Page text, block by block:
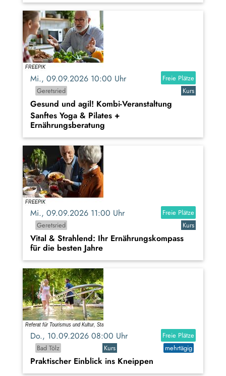
Mi., 09.09.2026 10:00 Uhr
Freie Plätze
Geretsried
Kurs
Gesund und agil! Kombi-Veranstaltung
Sanftes Yoga & Pilates +
Ernährungsberatung
Mi., 09.09.2026 11:00 Uhr
Freie Plätze
Geretsried
Kurs
Vital & Strahlend: Ihr Ernährungskompass
für die besten Jahre
Do., 10.09.2026 08:00 Uhr
Freie Plätze
Bad Tölz
Kurs mehrtägig
Praktischer Einblick ins Kneippen